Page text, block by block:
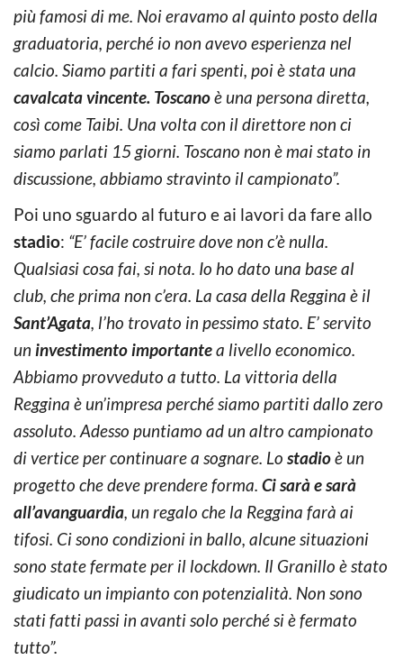
più famosi di me. Noi eravamo al quinto posto della
graduatoria, perché io non avevo esperienza nel
calcio. Siamo partiti a fari spenti, poi è stata una
cavalcata vincente. Toscanoè una persona diretta,
così come Taibi. Una volta con il direttore non ci
siamo parlati 15 giorni. Toscano non è mai stato in
discussione, abbiamo stravinto il campionato”.
Poi uno sguardo al futuro e ai lavori da fare allo
stadio: “E’ facile costruire dove non c’è nulla.
Qualsiasi cosa fai, si nota. Io ho dato una base al
club, che prima non c’era. La casa della Reggina è il
Sant’Agata, l’ho trovato in pessimo stato. E’ servito
un investimento importantea livello economico.
Abbiamo provveduto a tutto. La vittoria della
Reggina è un’impresa perché siamo partiti dallo zero
assoluto. Adesso puntiamo ad un altro campionato
di vertice per continuare a sognare. Lo stadioè un
progetto che deve prendere forma. Ci sarà e sarà
all’avanguardia, un regalo che la Reggina farà ai
tifosi. Ci sono condizioni in ballo, alcune situazioni
sono state fermate per il lockdown. Il Granillo è stato
giudicato un impianto con potenzialità. Non sono
stati fatti passi in avanti solo perché si è fermato
tutto”.